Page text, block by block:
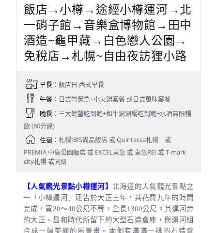
飯店→小樽→途經小樽運河→北
一硝子館→音樂盒博物館→田中
酒造~龜甲藏→白色戀人公園→
免稅店→札幌~自由夜訪狸小路
早餐：飯店日.西式早餐
午餐：日式竹筴魚+小火鍋套餐 或日式風味套餐
晚餐：三大螃蟹吃到飽+和牛涮涮鍋吃到飽+水酒無限暢
飲 (80分鐘)
住宿：札幌IBIS尚品飯店 或 Quintessa札幌 或
PREMIA 中島公園飯店 或 EXCEL東急 或 東急REI 或 T-mark
city札幌 或同級
【人氣觀光景點小樽運河】 北海道的人氣觀光景點之
一「小樽運河」建告於大正三年，共花費九年的時間
完成，寬20～40公尺不等，全長1300公尺 。其運河旁
的大正、昌和時代所留下的大型石造倉庫，與運河組
合成一幅美麗的風景畫。兩側有滿滿一排的石造倉